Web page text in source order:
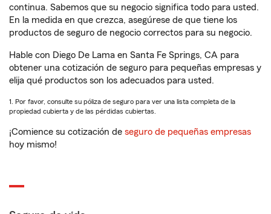
continua. Sabemos que su negocio significa todo para usted.
En la medida en que crezca, asegúrese de que tiene los
productos de seguro de negocio correctos para su negocio.
Hable con Diego De Lama en Santa Fe Springs, CA para
obtener una cotización de seguro para pequeñas empresas y
elija qué productos son los adecuados para usted.
1. Por favor, consulte su póliza de seguro para ver una lista completa de la
propiedad cubierta y de las pérdidas cubiertas.
¡Comience su cotización de seguro de pequeñas empresas
hoy mismo!